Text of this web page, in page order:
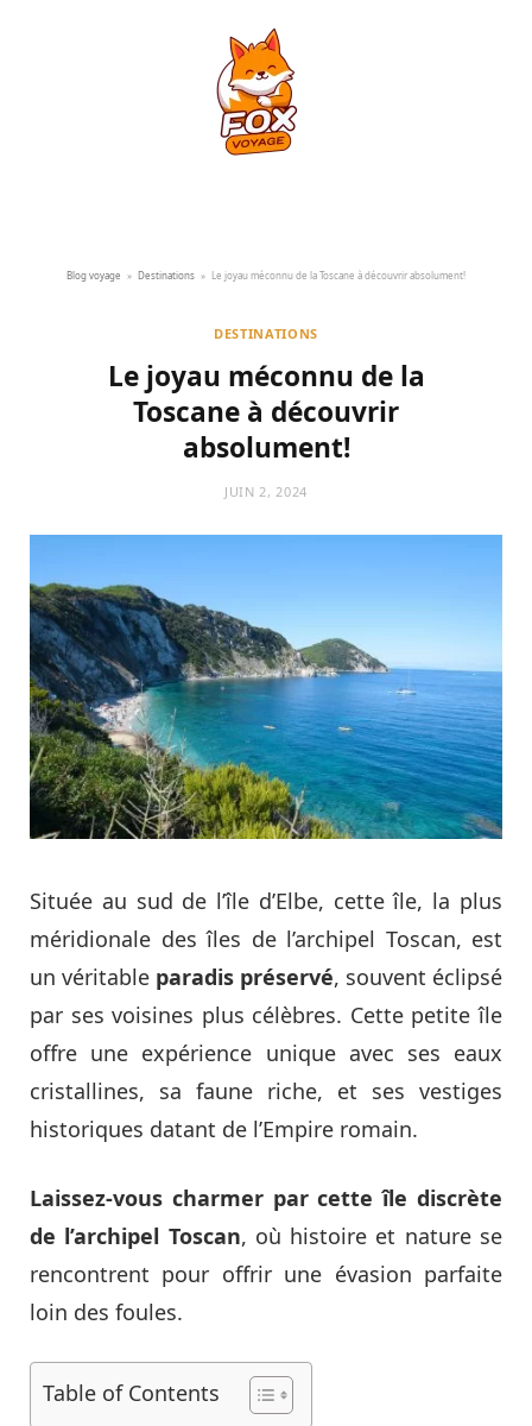
Blog voyage » Destinations » Le joyau méconnu de la Toscane à découvrir absolument!
DESTINATIONS
Le joyau méconnu de la
Toscane à découvrir
absolument!
JUIN 2, 2024
Située au sud de l’île d’Elbe, cette île, la plus
méridionale des îles de l’archipel Toscan, est
un véritable paradis préservé, souvent éclipsé
par ses voisines plus célèbres. Cette petite île
offre une expérience unique avec ses eaux
cristallines, sa faune riche, et ses vestiges
historiques datant de l’Empire romain.
Laissez-vous charmer par cette île discrète
de l’archipel Toscan, où histoire et nature se
rencontrent pour offrir une évasion parfaite
loin des foules.
Table of Contents